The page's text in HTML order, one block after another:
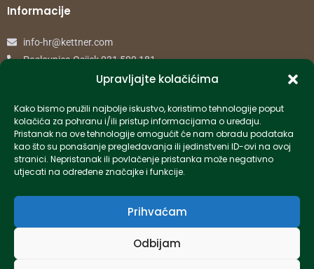
Upravljajte kolačićima
Kako bismo pružili najbolje iskustvo, koristimo tehnologije poput
kolačića za pohranu i/ili pristup informacijama o uređaju.
Pristanak na ove tehnologije omogućit će nam obradu podataka
kao što su ponašanje pregledavanja ili jedinstveni ID-ovi na ovoj
stranici. Nepristanak ili povlačenje pristanka može negativno
utjecati na određene značajke i funkcije.
Prihvaćam
Odbijam
Informacije
info-hr@kettner.com
Poslovnica Osijek 031 500 181
Poslovnica Zagreb 01 7798 900
© 2024 Kettner. Sva prava pridržana.